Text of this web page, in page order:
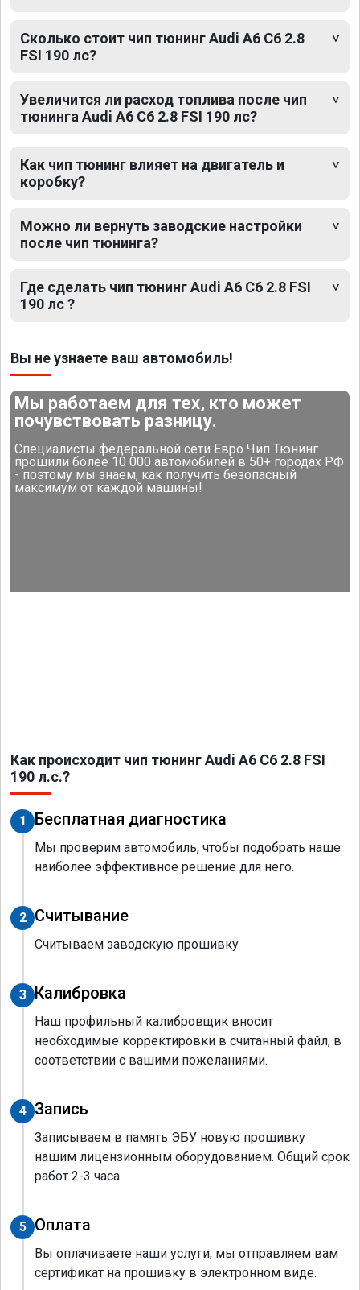
Сколько стоит чип тюнинг Audi A6 C6 2.8
FSI 190 лс?
Увеличится ли расход топлива после чип
тюнинга Audi A6 C6 2.8 FSI 190 лс?
Как чип тюнинг влияет на двигатель и
коробку?
Можно ли вернуть заводские настройки
после чип тюнинга?
Где сделать чип тюнинг Audi A6 C6 2.8 FSI
190 лс ?
Вы не узнаете ваш автомобиль!
Мы работаем для тех, кто может
почувствовать разницу.
Специалисты федеральной сети Евро Чип Тюнинг
прошили более 10 000 автомобилей в 50+ городах РФ
- поэтому мы знаем, как получить безопасный
максимум от каждой машины!
Как происходит чип тюнинг Audi A6 C6 2.8 FSI
190 л.с.?
1 Бесплатная диагностика
Мы проверим автомобиль, чтобы подобрать наше
наиболее эффективное решение для него.
2 Считывание
Считываем заводскую прошивку
3 Калибровка
Наш профильный калибровщик вносит
необходимые корректировки в считанный файл, в
соответствии с вашими пожеланиями.
4 Запись
Записываем в память ЭБУ новую прошивку
нашим лицензионным оборудованием. Общий срок
работ 2-3 часа.
5 Оплата
Вы оплачиваете наши услуги, мы отправляем вам
сертификат на прошивку в электронном виде.